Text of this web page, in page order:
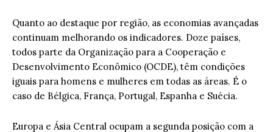
Quanto ao destaque por região, as economias avançadas
continuam melhorando os indicadores. Doze países,
todos parte da Organização para a Cooperação e
Desenvolvimento Econômico (OCDE), têm condições
iguais para homens e mulheres em todas as áreas. É o
caso de Bélgica, França, Portugal, Espanha e Suécia.
Europa e Ásia Central ocupam a segunda posição com a